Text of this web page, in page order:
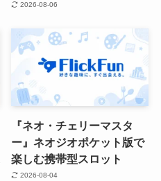
2026-08-06
『ネオ・チェリーマスタ
ー』ネオジオポケット版で
楽しむ携帯型スロット
2026-08-04